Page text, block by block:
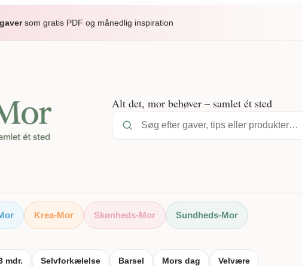
som gratis PDF og månedlig inspiration
Alt det, mor behøver – samlet ét sted
Krea-Mor Skønheds-Mor Sundheds-Mor
mdr. Selvforkælelse Barsel Mors dag Velvære